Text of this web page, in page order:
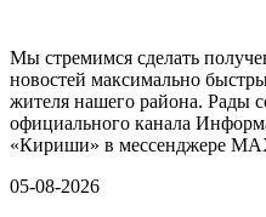
Мы стремимся сделать
новостей максимально
жителя нашего района. Рады
официального канала
«Кириши» в мессенджере
05-08-2026